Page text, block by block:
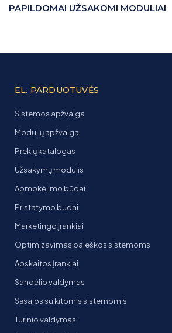
PAPILDOMAI UŽSAKOMI MODULIAI
EL. PARDUOTUVĖS
Sistemos apžvalga
Modulių apžvalga
Prekių katalogas
Užsakymų modulis
Apmokėjimo būdai
Pristatymo būdai
Marketingo įrankiai
Optimizavimas paieškos sistemoms
Apskaitos įrankiai
Sandėlio valdymas
Sąsajos su kitomis sistemomis
Turinio valdymas